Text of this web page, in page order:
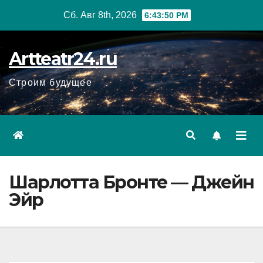
Сб. Авг 8th, 2026 6:43:51 PM
Artteatr24.ru
Строим будущее
Шарлотта Бронте — Джейн
Эйр